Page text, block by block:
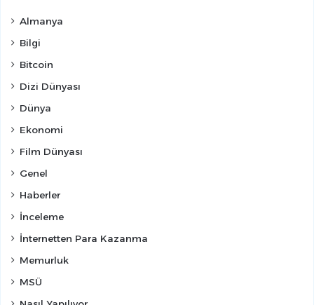
Almanya
Bilgi
Bitcoin
Dizi Dünyası
Dünya
Ekonomi
Film Dünyası
Genel
Haberler
İnceleme
İnternetten Para Kazanma
Memurluk
MSÜ